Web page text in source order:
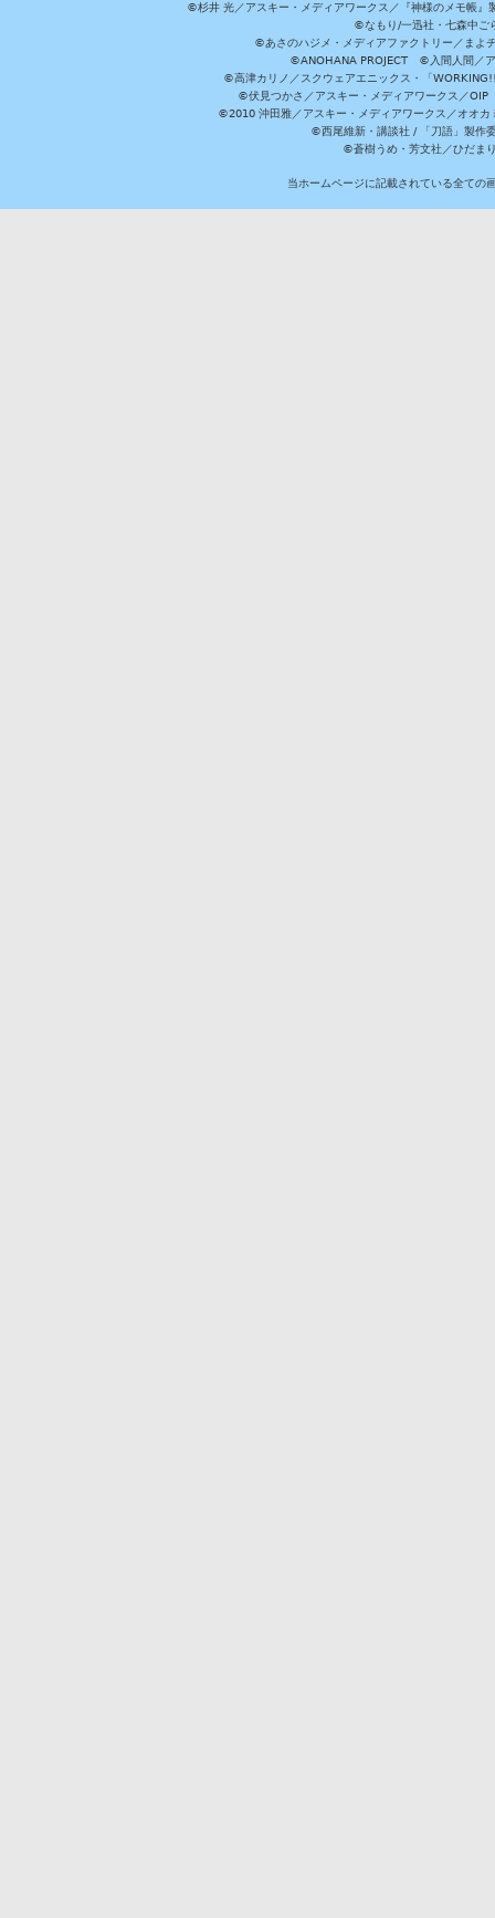
©杉井 光／アスキー・メディアワークス／『神様のメモ帳
©なもり/一迅社・七森中
©あさのハジメ・メディアファクトリー／ま
©ANOHANA PROJECT ©入間人間／ア
©高津カリノ／スクウェアエニックス・「
©伏見つかさ／アスキー・メディアワークス／
©2010 沖田雅／アスキー・メディアワークス／オオ
©西尾維新・講談社 / 「刀語」製作
©蒼樹うめ・芳文社／ひだま
当ホームページに記載されている全ての